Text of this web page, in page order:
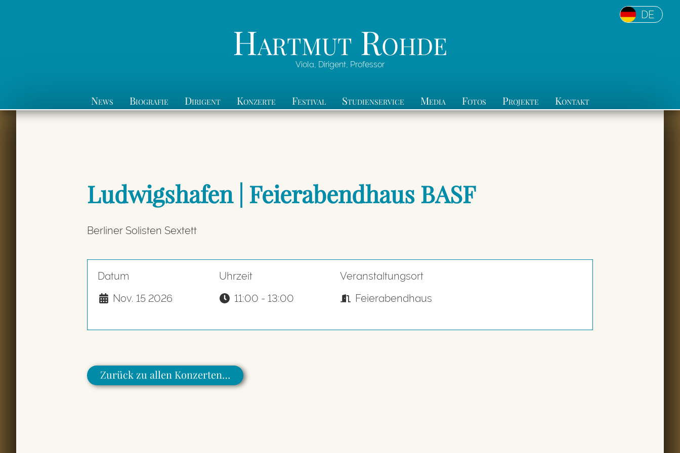
Hartmut Rohde
Viola, Dirigent, Professor
News Biografie Dirigent Konzerte Festival Studienservice Media Fotos Projekte Kontakt
DE
Ludwigshafen | Feierabendhaus BASF
Berliner Solisten Sextett
Datum
Nov. 15 2026
Uhrzeit
11:00 - 13:00
Veranstaltungsort
Feierabendhaus
Zurück zu allen Konzerten…